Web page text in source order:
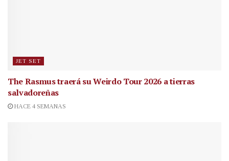
JET SET
The Rasmus traerá su Weirdo Tour 2026 a tierras
salvadoreñas
HACE 4 SEMANAS